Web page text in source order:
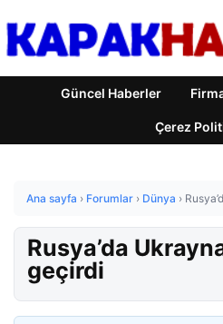
Güncel Haberler
Çerez
Ana sayfa › Forumlar › Dünya ›
Rusya’da
geçirdi